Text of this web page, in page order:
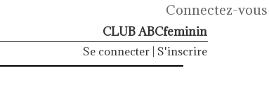
Connectez-vous
CLUB ABCfeminin
Se connecter S'inscrire